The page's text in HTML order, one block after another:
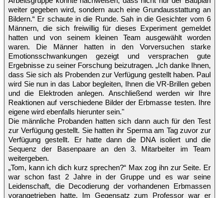
weiter gegeben wird, sondern auch eine Grundausstattung an
Bildern.“ Er schaute in die Runde. Sah in die Gesichter vom 6
Männern, die sich freiwillig für dieses Experiment gemeldet
hatten und von seinem kleinen Team ausgewählt worden
waren. Die Männer hatten in den Vorversuchen starke
Emotionsschwankungen gezeigt und versprachen gute
Ergebnisse zu seiner Forschung beizutragen. „Ich danke Ihnen,
dass Sie sich als Probenden zur Verfügung gestellt haben. Paul
wird Sie nun in das Labor begleiten, Ihnen die VR-Brillen geben
und die Elektroden anlegen. Anschließend werden wir Ihre
Reaktionen auf verschiedene Bilder der Erbmasse testen. Ihre
eigene wird ebenfalls hierunter sein."
Die männliche Probanden hatten sich dann auch für den Test
zur Verfügung gestellt. Sie hatten ihr Sperma am Tag zuvor zur
Verfügung gestellt. Er hatte dann die DNA isoliert und die
Sequenz der Basenpaare an den 3. Mitarbeiter im Team
weitergeben.
„Tom, kann ich dich kurz sprechen?“ Max zog ihn zur Seite. Er
war schon fast 2 Jahre in der Gruppe und es war seine
Leidenschaft, die Decodierung der vorhandenen Erbmassen
vorangetrieben hatte. Im Gegensatz zum Professor war er